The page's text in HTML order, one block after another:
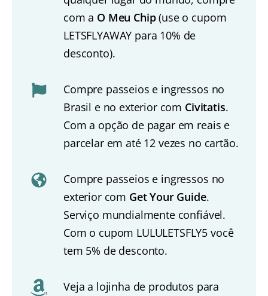
com a O Meu Chip(use o cupom
LETSFLYAWAY para 10% de
desconto).
Compre passeios e ingressos no
Brasil e no exterior com Civitatis.
Com a opção de pagar em reais e
parcelar em até 12 vezes no cartão.
Compre passeios e ingressos no
exterior com Get Your Guide.
Serviço mundialmente confiável.
Com o cupom LULULETSFLY5 você
tem 5% de desconto.
Veja a lojinha de produtos para